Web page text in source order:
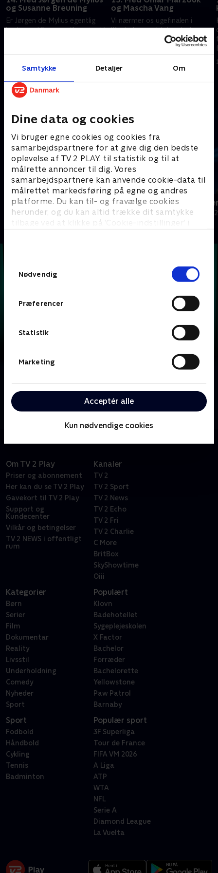
Samtykke Detaljer Om
Dine data og cookies
Vi bruger egne cookies og cookies fra
samarbejdspartnere for at give dig den bedste
oplevelse af TV 2 PLAY, til statistik og til at
målrette annoncer til dig. Vores
samarbejdspartnere kan anvende cookie-data til
målrettet markedsføring på egne og andres
platforme. Du kan til- og fravælge cookies
herunder, og du kan altid trække dit samtykke
tilbage ved at klikke på ’Cookie-indstillinger’ i
Nødvendig
Præferencer
Statistik
Marketing
Acceptér alle
Kun nødvendige cookies
og Susanne Breuning
Er Jørgen de Mylius egentlig
bedre end Susanne Breuning til
svaret i 'Krejlerkongen'.
og Mascha Vang
Vi nærmer os ugefinalen i
'Krejlerkongen'. I dag dyster
komiker Omar Marzouk og
blogger Mascha Vang om æren
og den sidste plads i finalen.
Andre så også
24 stjerners julikalender
TV-Shows • 1 sæsoner
Hvem vil
Quiz-shows •
Lasse Rimmer er vært, når to hold kendte danskere
skal bluffe, gætte, købe og sælge sig igennem en
Om TV 2 Play
Priser og abonnement
Her kan du se TV 2 Play
Gavekort til TV 2 Play
Support og
Kundecenter
Vilkår og betingelser
TV 2 NEWS i offentligt
rum
Kanaler
TV 2
TV 2 Sport
TV 2 News
TV 2 Echo
TV 2 Fri
TV 2 Charlie
C More
BritBox
SkyShowtime
Oiii
Kategorier
Børn
Serier
Film
Dokumentar
Reality
Livsstil
Underholdning
Comedy
Nyheder
Sport
Populært
Klovn
Badehotellet
Sygeplejeskolen
X Factor
Bachelor
Forræder
Bachelorette
Yellowstone
Paw Patrol
Barnaby
Sport
Fodbold
Håndbold
Cykling
Tennis
Badminton
Populær sport
3F Superliga
Tour de France
FIFA VM 2026
A Liga
ATP
WTA
NFL
Serie A
Diamond League
La Vuelta